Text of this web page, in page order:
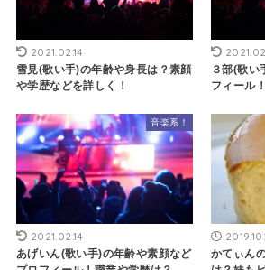
2021.02.14
雪見(歌い手)の年齢や身長は？素顔
や学歴などを詳しく！
３部(歌い
フィール
音楽系！
2021.02.14
あげいん(歌い手)の年齢や素顔など
かてぃん